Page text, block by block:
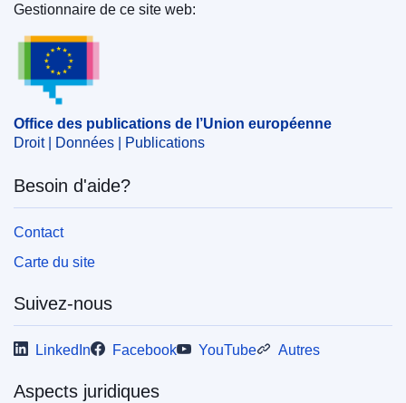
IMMC : ST 12593 2025 COR 1
Office des publications de l’Union européenne
Gestionnaire de ce site web:
Office des publications de l’Union européenne
Droit | Données | Publications
Besoin d'aide?
Contact
Carte du site
Suivez-nous
LinkedIn Facebook YouTube Autres
Aspects juridiques